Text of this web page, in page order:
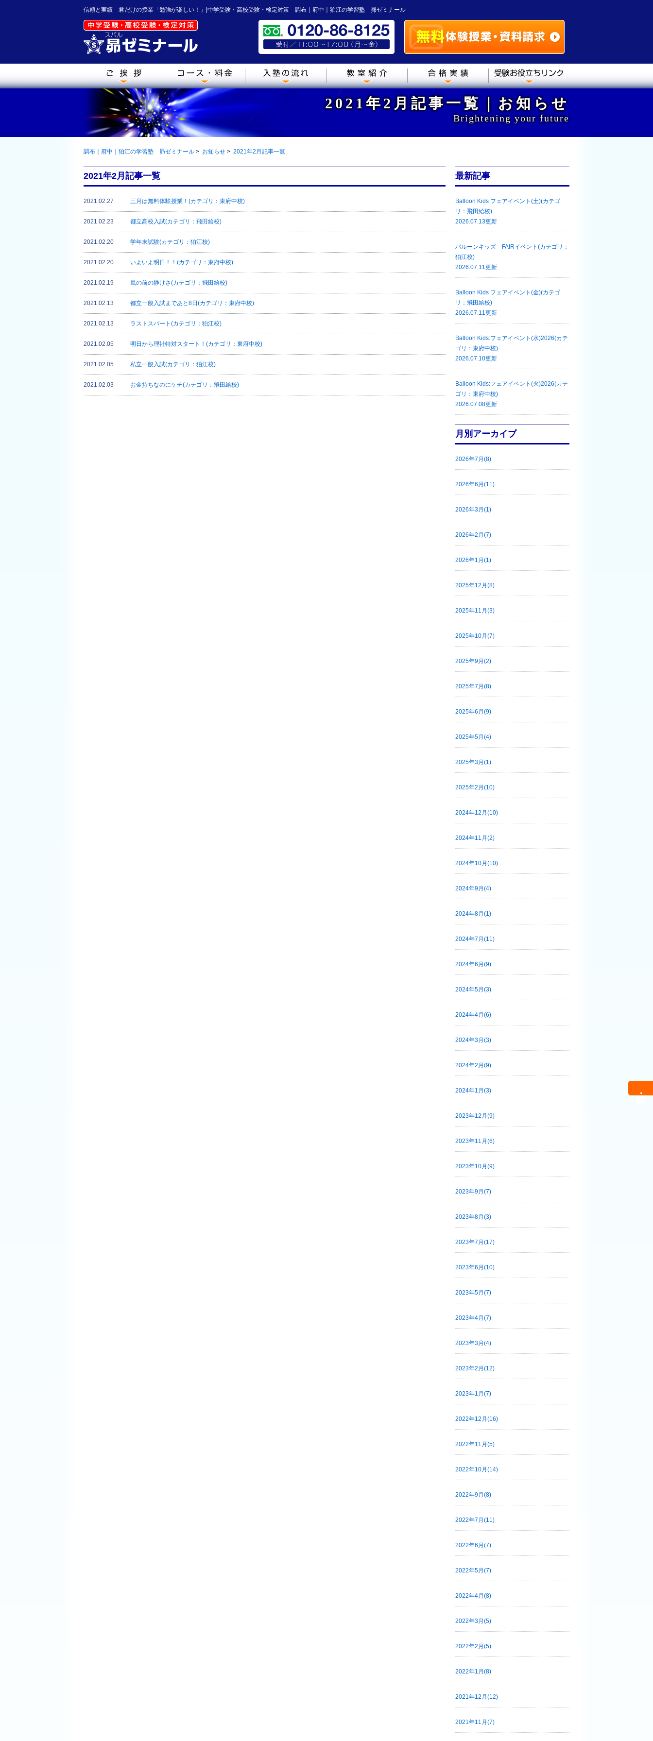
信頼と実績 君だけの授業「勉強が楽しい！」|中学受験・高校受験・検定対策 調布｜府中｜狛江の学習塾 昴ゼミナール
2021年2月記事一覧｜お知らせ
Brightening your future
調布｜府中｜狛江の学習塾 昴ゼミナール > お知らせ > 2021年2月記事一覧
2021年2月記事一覧
2021.02.27 三月は無料体験授業！(カテゴリ：東府中校)
2021.02.23 都立高校入試(カテゴリ：飛田給校)
2021.02.20 学年末試験(カテゴリ：狛江校)
2021.02.20 いよいよ明日！！(カテゴリ：東府中校)
2021.02.19 嵐の前の静けさ(カテゴリ：飛田給校)
2021.02.13 都立一般入試まであと8日(カテゴリ：東府中校)
2021.02.13 ラストスパート(カテゴリ：狛江校)
2021.02.05 明日から理社特対スタート！(カテゴリ：東府中校)
2021.02.05 私立一般入試(カテゴリ：狛江校)
2021.02.03 お金持ちなのにケチ(カテゴリ：飛田給校)
最新記事
Balloon Kids フェアイベント(土)(カテゴ
リ：飛田給校)
2026.07.13更新
バルーンキッズ FAIRイベント(カテゴリ：
狛江校)
2026.07.11更新
Balloon Kids フェアイベント(金)(カテゴ
リ：飛田給校)
2026.07.11更新
Balloon Kids:フェアイベント(水)2026(カテ
ゴリ：東府中校)
2026.07.10更新
Balloon Kids:フェアイベント(火)2026(カテ
ゴリ：東府中校)
2026.07.08更新
月別アーカイブ
2026年7月(8)
2026年6月(11)
2026年3月(1)
2026年2月(7)
2026年1月(1)
2025年12月(8)
2025年11月(3)
2025年10月(7)
2025年9月(2)
2025年7月(8)
2025年6月(9)
2025年5月(4)
2025年3月(1)
2025年2月(10)
2024年12月(10)
2024年11月(2)
2024年10月(10)
2024年9月(4)
2024年8月(1)
2024年7月(11)
2024年6月(9)
2024年5月(3)
2024年4月(6)
2024年3月(3)
2024年2月(9)
2024年1月(3)
2023年12月(9)
2023年11月(6)
2023年10月(9)
2023年9月(7)
2023年8月(3)
2023年7月(17)
2023年6月(10)
2023年5月(7)
2023年4月(7)
2023年3月(4)
2023年2月(12)
2023年1月(7)
2022年12月(16)
2022年11月(5)
2022年10月(14)
2022年9月(8)
2022年7月(11)
2022年6月(7)
2022年5月(7)
2022年4月(8)
2022年3月(5)
2022年2月(5)
2022年1月(8)
2021年12月(12)
2021年11月(7)